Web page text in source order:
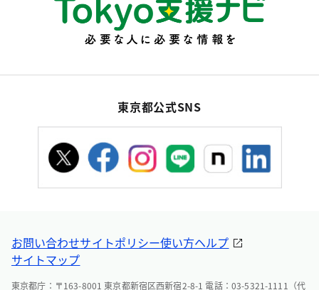
東京都公式SNS
お問い合わせサイトポリシー使い方ヘルプ
サイトマップ
東京都庁：〒163-8001 東京都新宿区西新宿2-8-1 電話：03-5321-1111（代